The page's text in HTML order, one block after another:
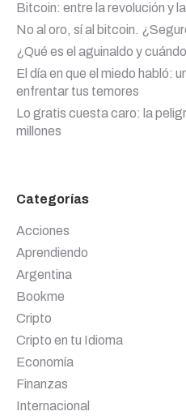
Bitcoin: entre la revolución y
No al oro, sí al bitcoin.
¿Qué es el aguinaldo y
El día en que el miedo habló:
enfrentar tus temores
Lo gratis cuesta caro: la
millones
Categorías
Acciones
Aprendiendo
Argentina
Bookme
Cripto
Cripto en tu Idioma
Economía
Finanzas
Internacional